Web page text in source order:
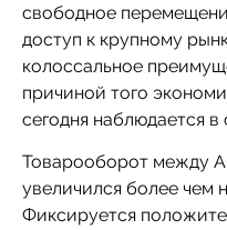
свободное
доступ к крупному
колоссальное
причиной того
сегодня наблюдается в
Товарооборот между
увеличился более чем
Фиксируется